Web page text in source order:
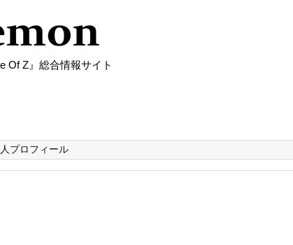
Of Z』総合情報サイト
プロフィール